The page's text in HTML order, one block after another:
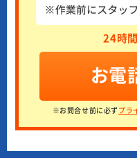
24時
お電
※お問合せ前に必ずプラ